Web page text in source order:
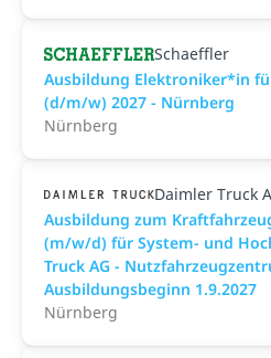
Schaeffler
Ausbildung Elektroniker*in
(d/m/w) 2027 - Nürnberg
Nürnberg
Daimler Truck
Ausbildung zum
(m/w/d) für System- und
Truck AG -
Ausbildungsbeginn 1.9.2027
Nürnberg